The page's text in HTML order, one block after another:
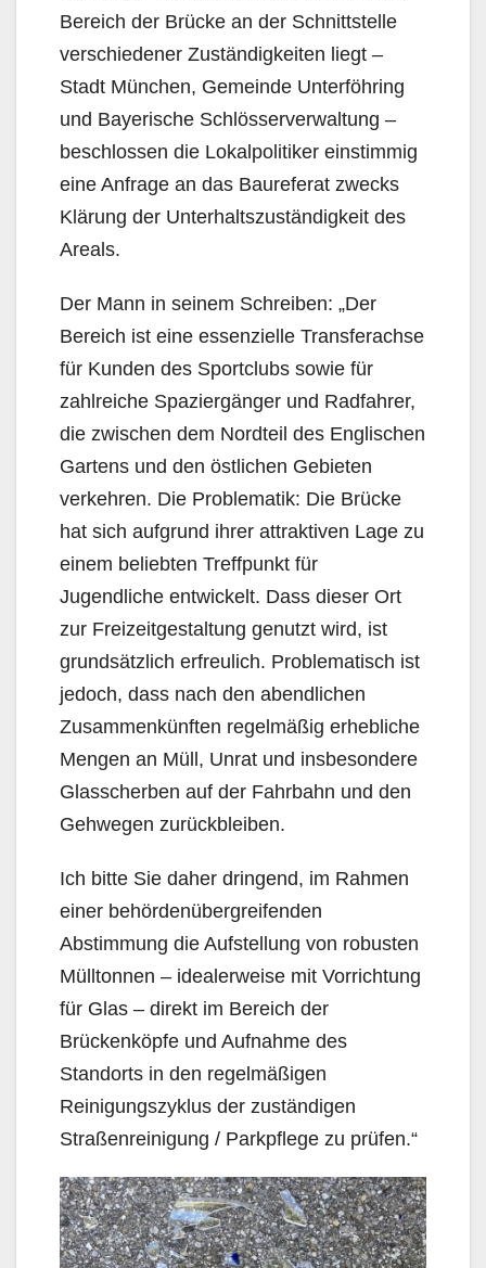
Bereich der Brücke an der Schnittstelle
verschiedener Zuständigkeiten liegt –
Stadt München, Gemeinde Unterföhring
und Bayerische Schlösserverwaltung –
beschlossen die Lokalpolitiker einstimmig
eine Anfrage an das Baureferat zwecks
Klärung der Unterhaltszuständigkeit des
Areals.
Der Mann in seinem Schreiben: „Der
Bereich ist eine essenzielle Transferachse
für Kunden des Sportclubs sowie für
zahlreiche Spaziergänger und Radfahrer,
die zwischen dem Nordteil des Englischen
Gartens und den östlichen Gebieten
verkehren. Die Problematik: Die Brücke
hat sich aufgrund ihrer attraktiven Lage zu
einem beliebten Treffpunkt für
Jugendliche entwickelt. Dass dieser Ort
zur Freizeitgestaltung genutzt wird, ist
grundsätzlich erfreulich. Problematisch ist
jedoch, dass nach den abendlichen
Zusammenkünften regelmäßig erhebliche
Mengen an Müll, Unrat und insbesondere
Glasscherben auf der Fahrbahn und den
Gehwegen zurückbleiben.
Ich bitte Sie daher dringend, im Rahmen
einer behördenübergreifenden
Abstimmung die Aufstellung von robusten
Mülltonnen – idealerweise mit Vorrichtung
für Glas – direkt im Bereich der
Brückenköpfe und Aufnahme des
Standorts in den regelmäßigen
Reinigungszyklus der zuständigen
Straßenreinigung / Parkpflege zu prüfen.“